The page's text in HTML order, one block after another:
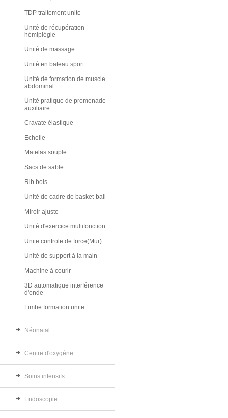
TDP traitement unite
Unité de récupération
hémiplégie
Unité de massage
Unité en bateau sport
Unité de formation de muscle
abdominal
Unité pratique de promenade
auxiliaire
Cravate élastique
Echelle
Matelas souple
Sacs de sable
Rib bois
Unité de cadre de basket-ball
Miroir ajuste
Unité d'exercice multifonction
Unite controle de force(Mur)
Unité de support à la main
Machine à courir
3D automatique interférence
d'onde
Limbe formation unite
Néonatal
Centre d'oxygène
Soins intensifs
Endoscopie